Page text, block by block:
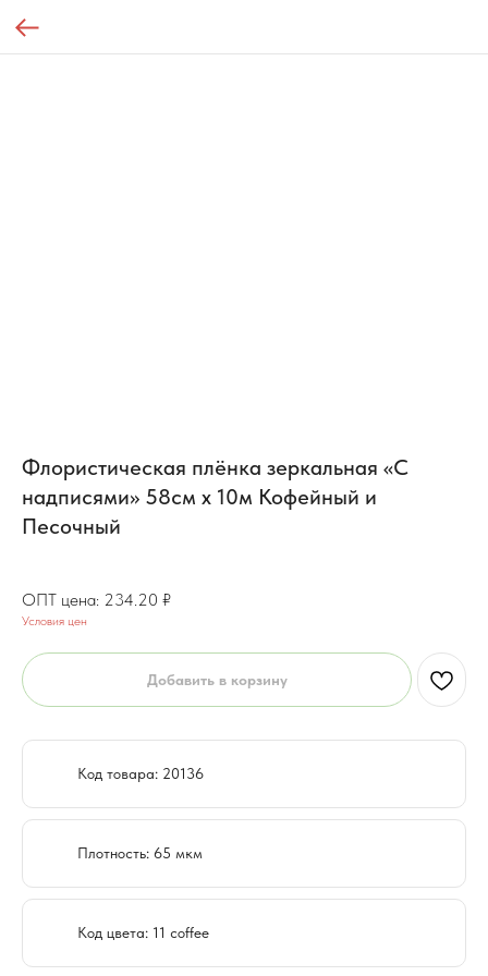
Флористическая плёнка зеркальная «С
надписями» 58см x 10м Кофейный и
Песочный
234.20 ₽
Условия цен
Добавить в корзину
Код товара: 20136
Плотность: 65 мкм
Код цвета: 11 coffee